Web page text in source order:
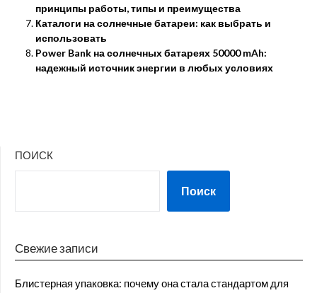
принципы работы, типы и преимущества
Каталоги на солнечные батареи: как выбрать и
использовать
Power Bank на солнечных батареях 50000 mAh:
надежный источник энергии в любых условиях
ПОИСК
Поиск
Свежие записи
Блистерная упаковка: почему она стала стандартом для